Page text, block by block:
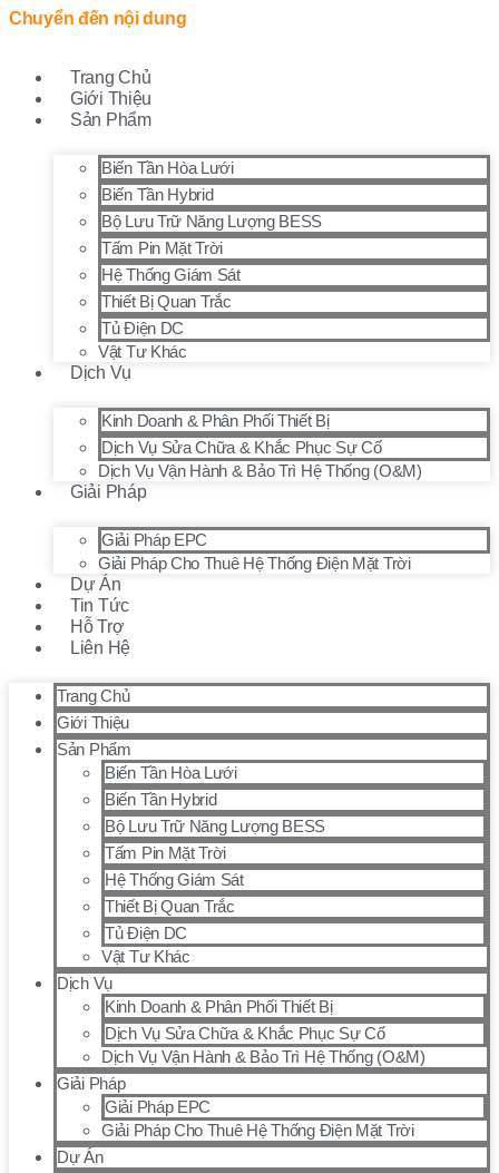
Chuyển đến nội dung
Trang Chủ
Giới Thiệu
Sản Phẩm
Biến Tần Hòa Lưới
Biến Tần Hybrid
Bộ Lưu Trữ Năng Lượng BESS
Tấm Pin Mặt Trời
Hệ Thống Giám Sát
Thiết Bị Quan Trắc
Tủ Điện DC
Vật Tư Khác
Dịch Vụ
Kinh Doanh & Phân Phối Thiết Bị
Dịch Vụ Sửa Chữa & Khắc Phục Sự Cố
Dịch Vụ Vận Hành & Bảo Trì Hệ Thống (O&M)
Giải Pháp
Giải Pháp EPC
Giải Pháp Cho Thuê Hệ Thống Điện Mặt Trời
Dự Án
Tin Tức
Hỗ Trợ
Liên Hệ
Trang Chủ
Giới Thiệu
Sản Phẩm
Biến Tần Hòa Lưới
Biến Tần Hybrid
Bộ Lưu Trữ Năng Lượng BESS
Tấm Pin Mặt Trời
Hệ Thống Giám Sát
Thiết Bị Quan Trắc
Tủ Điện DC
Vật Tư Khác
Dịch Vụ
Kinh Doanh & Phân Phối Thiết Bị
Dịch Vụ Sửa Chữa & Khắc Phục Sự Cố
Dịch Vụ Vận Hành & Bảo Trì Hệ Thống (O&M)
Giải Pháp
Giải Pháp EPC
Giải Pháp Cho Thuê Hệ Thống Điện Mặt Trời
Dự Án